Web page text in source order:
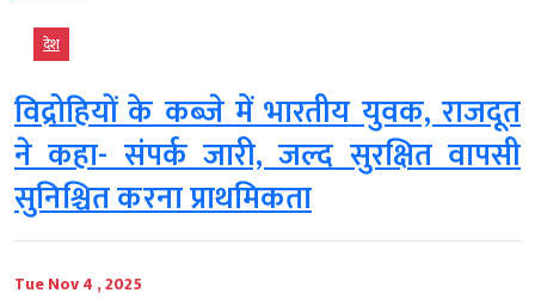
देश
विद्रोहियों के कब्जे में भारतीय युवक, राजदूत
ने कहा- संपर्क जारी, जल्द सुरक्षित वापसी
सुनिश्चित करना प्राथमिकता
Tue Nov 4 , 2025